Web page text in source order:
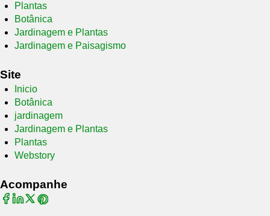
Plantas
Botânica
Jardinagem e Plantas
Jardinagem e Paisagismo
Site
Inicio
Botânica
jardinagem
Jardinagem e Plantas
Plantas
Webstory
Acompanhe